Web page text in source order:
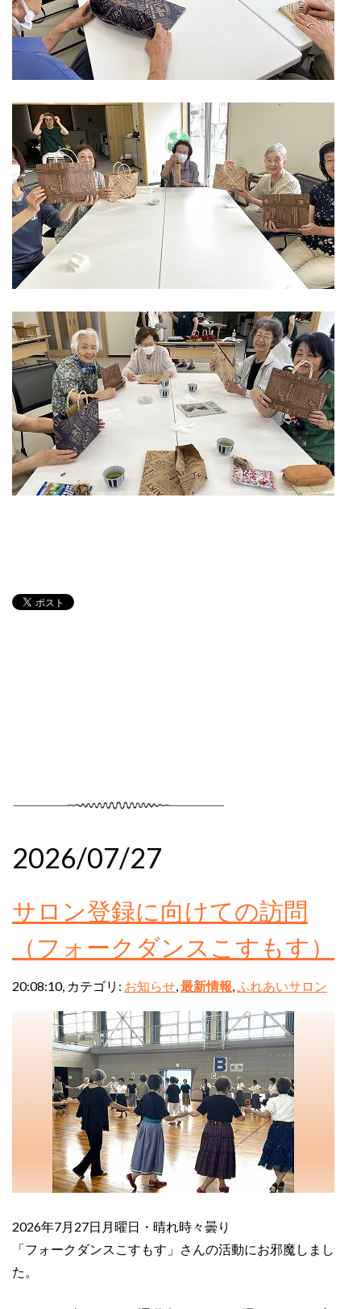
2026/07/27
サロン登録に向けての訪問
（フォークダンスこすもす）
20:08:10, カテゴリ: お知らせ,最新情報,ふれあいサロン
2026年7月27日月曜日・晴れ時々曇り
「フォークダンスこすもす」さんの活動にお邪魔しまし
た。